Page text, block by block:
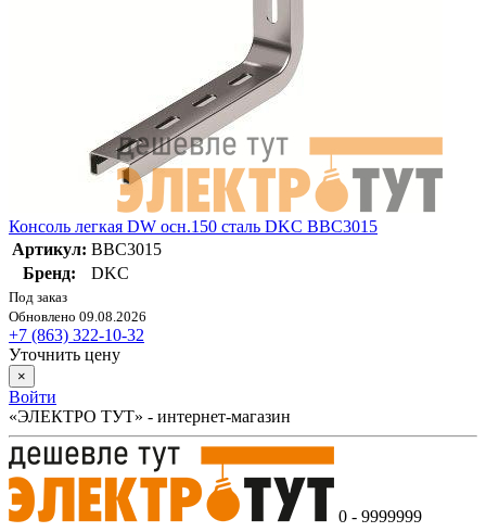
Консоль легкая DW осн.150 сталь DKC BBC3015
Артикул: BBC3015
Бренд:
DKC
Под заказ
Обновлено 09.08.2026
+7 (863) 322-10-32
Уточнить цену
×
Войти
«ЭЛЕКТРО ТУТ» - интернет-магазин
0 - 9999999